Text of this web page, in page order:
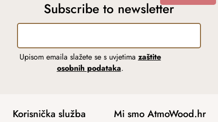
Subscribe to newsletter
Upisom emaila slažete se s uvjetima zaštite
osobnih podataka.
Korisnička služba Mi smo AtmoWood.hr